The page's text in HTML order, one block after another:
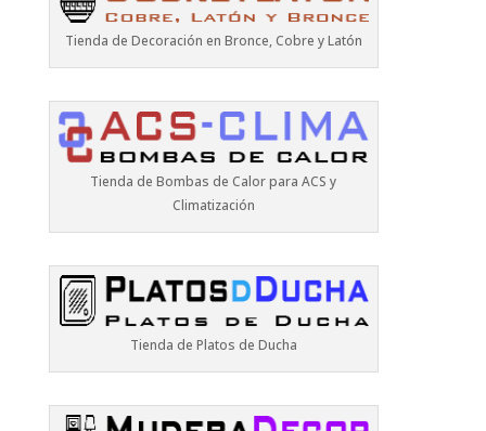
Tienda de Decoración en Bronce, Cobre y Latón
Tienda de Bombas de Calor para ACS y
Climatización
Tienda de Platos de Ducha